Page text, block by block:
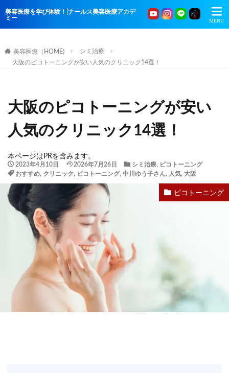
美容医療を学び体験！|ナールス美容医療アカデ
ミー
美容医療（HOME)
シミ治療
大阪のピコトーニングが安い人気のクリニック14選！
大阪のピコトーニングが安い
人気のクリニック14選！
本ページはPRを含みます。
2023年4月10日 2026年7月26日 シミ治療, ピコトーニング
おすすめ, クリニック, ピコトーニング, 中川ゆう子さん, 人気, 大阪
ピコトーニング